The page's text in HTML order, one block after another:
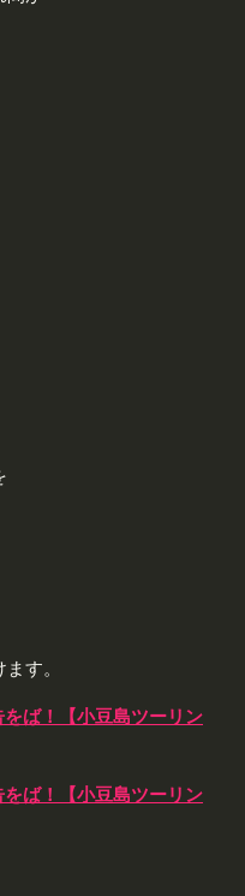
す。
ば！【小豆島ツーリン
ば！【小豆島ツーリン